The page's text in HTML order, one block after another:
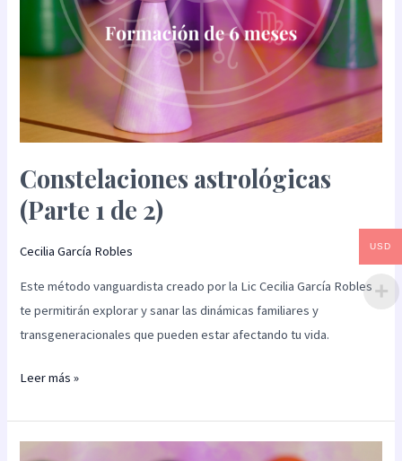
Constelaciones astrológicas
(Parte 1 de 2)
Cecilia García Robles
Este método vanguardista creado por la Lic Cecilia García Robles
te permitirán explorar y sanar las dinámicas familiares y
transgeneracionales que pueden estar afectando tu vida.
Leer más »
USD